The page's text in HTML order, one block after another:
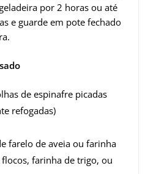
por 2 horas ou até
e guarde em pote fechado
de espinafre picadas
refogadas)
farelo de aveia ou farinha
farinha de trigo, ou